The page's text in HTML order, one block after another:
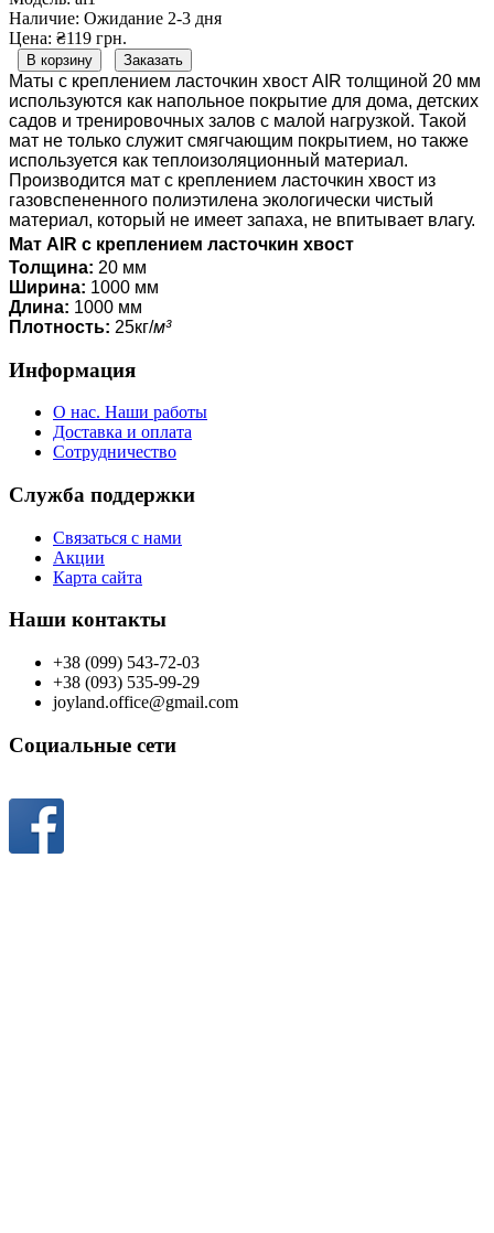
Наличие: Ожидание 2-3 дня
Цена: ₴119 грн.
В корзину Заказать
Маты с креплением ласточкин хвост AIR толщиной 20 мм
используются как напольное покрытие для дома, детских
садов и тренировочных залов с малой нагрузкой. Такой
мат не только служит смягчающим покрытием, но также
используется как теплоизоляционный материал.
Производится мат с креплением ласточкин хвост из
газовспененного полиэтилена экологически чистый
материал, который не имеет запаха, не впитывает влагу.
Мат AIR с креплением ласточкин хвост
Толщина: 20 мм
Ширина: 1000 мм
Длина: 1000 мм
Плотность: 25кг/м³
Информация
О нас. Наши работы
Доставка и оплата
Сотрудничество
Служба поддержки
Связаться с нами
Акции
Карта сайта
Наши контакты
+38 (099) 543-72-03
+38 (093) 535-99-29
joyland.office@gmail.com
Социальные сети